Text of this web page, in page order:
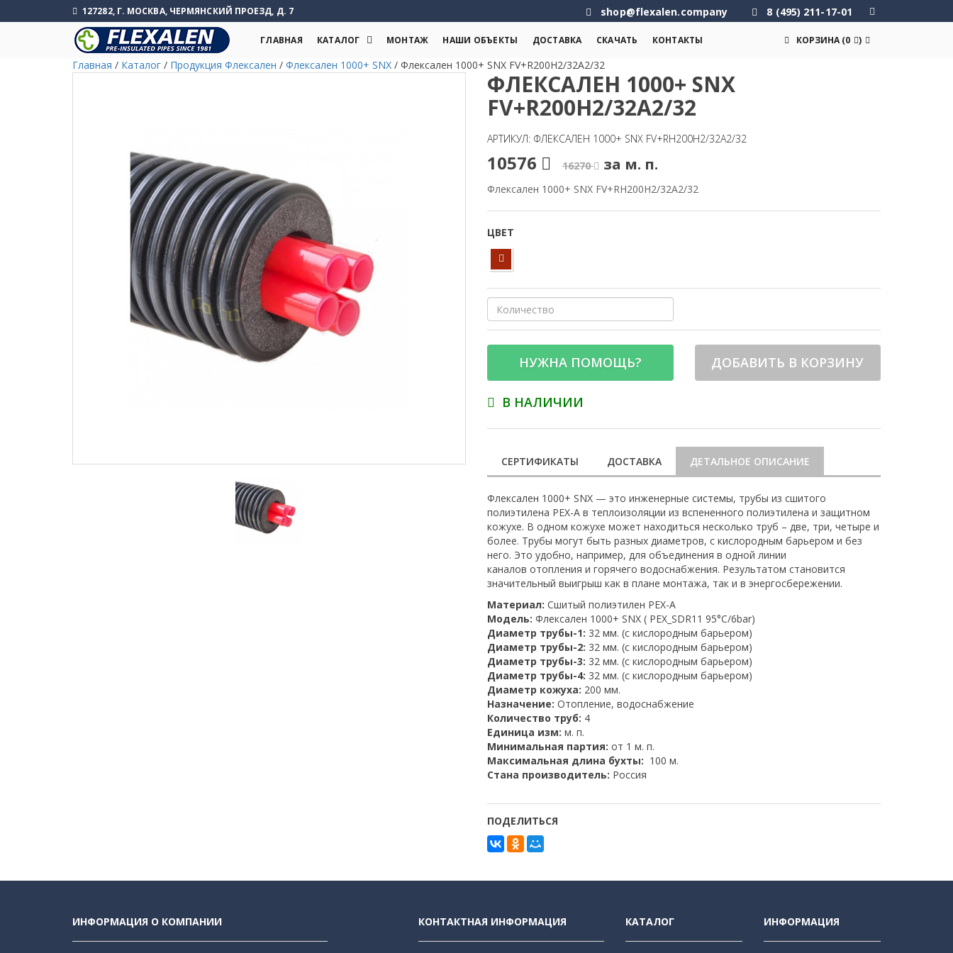
127282, Г. МОСКВА, ЧЕРМЯНСКИЙ ПРОЕЗД, Д. 7 shop@flexalen.company 8 (495) 211-17-01
ГЛАВНАЯ КАТАЛОГ МОНТАЖ НАШИ ОБЪЕКТЫ ДОСТАВКА СКАЧАТЬ КОНТАКТЫ КОРЗИНА (0 )
Главная / Каталог / Продукция Флексален / Флексален 1000+ SNX / Флексален 1000+ SNX FV+R200H2/32A2/32
ФЛЕКСАЛЕН 1000+ SNX
FV+R200H2/32A2/32
АРТИКУЛ: ФЛЕКСАЛЕН 1000+ SNX FV+RH200H2/32A2/32
10576 16270 за м. п.
Флексален 1000+ SNX FV+RH200H2/32A2/32
ЦВЕТ
НУЖНА ПОМОЩЬ? ДОБАВИТЬ В КОРЗИНУ
В НАЛИЧИИ
СЕРТИФИКАТЫ ДОСТАВКА ДЕТАЛЬНОЕ ОПИСАНИЕ
Флексален 1000+ SNX — это инженерные системы, трубы из сшитого
полиэтилена PEX-A в теплоизоляции из вспененного полиэтилена и защитном
кожухе. В одном кожухе может находиться несколько труб – две, три, четыре и
более. Трубы могут быть разных диаметров, с кислородным барьером и без
него. Это удобно, например, для объединения в одной линии
каналов отопления и горячего водоснабжения. Результатом становится
значительный выигрыш как в плане монтажа, так и в энергосбережении.
Материал: Сшитый полиэтилен PEX-A
Модель: Флексален 1000+ SNX ( PEX_SDR11 95°C/6bar)
Диаметр трубы-1: 32 мм. (с кислородным барьером)
Диаметр трубы-2: 32 мм. (с кислородным барьером)
Диаметр трубы-3: 32 мм. (с кислородным барьером)
Диаметр трубы-4: 32 мм. (с кислородным барьером)
Диаметр кожуха: 200 мм.
Назначение: Отопление, водоснабжение
Количество труб: 4
Единица изм: м. п.
Минимальная партия: от 1 м. п.
Максимальная длина бухты: 100 м.
Стана производитель: Россия
ПОДЕЛИТЬСЯ
ИНФОРМАЦИЯ О КОМПАНИИ КОНТАКТНАЯ ИНФОРМАЦИЯ КАТАЛОГ ИНФОРМАЦИЯ